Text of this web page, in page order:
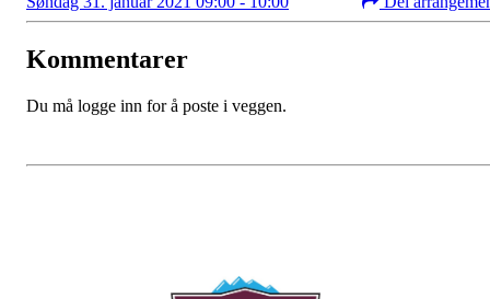
Kommentarer
Du må logge inn for å poste i veggen.